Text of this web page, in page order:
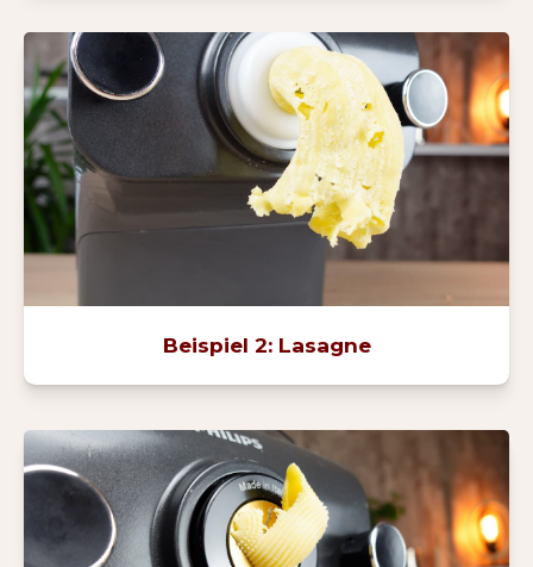
Beispiel 2: Lasagne